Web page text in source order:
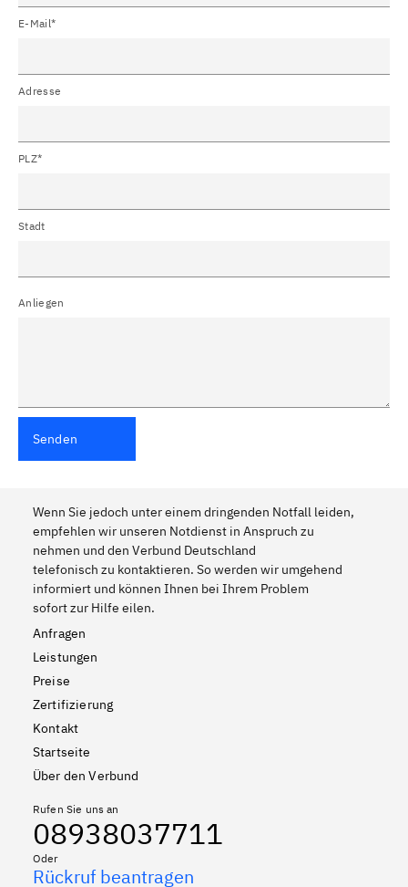
E-Mail*
Adresse
PLZ*
Stadt
Anliegen
Senden
Wenn Sie jedoch unter einem dringenden Notfall leiden,
empfehlen wir unseren Notdienst in Anspruch zu
nehmen und den Verbund Deutschland
telefonisch zu kontaktieren. So werden wir umgehend
informiert und können Ihnen bei Ihrem Problem
sofort zur Hilfe eilen.
Anfragen
Leistungen
Preise
Zertifizierung
Kontakt
Startseite
Über den Verbund
Rufen Sie uns an
08938037711
Oder
Rückruf beantragen